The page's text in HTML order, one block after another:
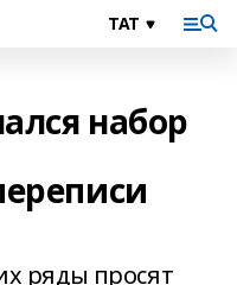
набор
ряды просят